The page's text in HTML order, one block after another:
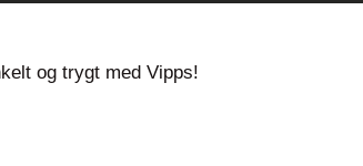
og trygt med Vipps!